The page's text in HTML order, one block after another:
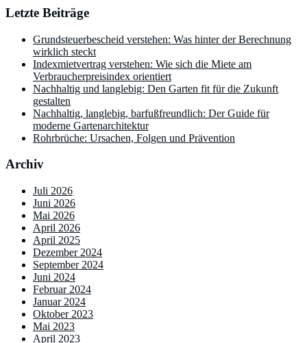
Letzte Beiträge
Grundsteuerbescheid verstehen: Was hinter der Berechnung
wirklich steckt
Indexmietvertrag verstehen: Wie sich die Miete am
Verbraucherpreisindex orientiert
Nachhaltig und langlebig: Den Garten fit für die Zukunft
gestalten
Nachhaltig, langlebig, barfußfreundlich: Der Guide für
moderne Gartenarchitektur
Rohrbrüche: Ursachen, Folgen und Prävention
Archiv
Juli 2026
Juni 2026
Mai 2026
April 2026
April 2025
Dezember 2024
September 2024
Juni 2024
Februar 2024
Januar 2024
Oktober 2023
Mai 2023
April 2023